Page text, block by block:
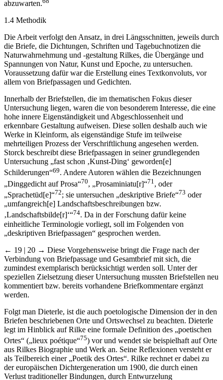
abzuwarten.
1.4 Methodik
Die Arbeit verfolgt den Ansatz, in drei Längsschnitten, jeweils durch
die Briefe, die Dichtungen, Schriften und Tagebuchnotizen die
Naturwahrnehmung und -gestaltung Rilkes, die Übergänge und
Spannungen von Natur, Kunst und Epoche, zu untersuchen.
Voraussetzung dafür war die Erstellung eines Textkonvoluts, vor
allem von Briefpassagen und Gedichten.
Innerhalb der Briefstellen, die im thematischen Fokus dieser
Untersuchung liegen, waren die von besonderem Interesse, die eine
hohe innere Eigenständigkeit und Abgeschlossenheit und
erkennbare Gestaltung aufweisen. Diese sollen deshalb auch wie
Werke in Kleinform, als eigenständige Stufe im teilweise
mehrteiligen Prozess der Verschriftlichung angesehen werden.
Storck beschreibt diese Briefpassagen in seiner grundlegenden
Untersuchung „fast schon ‚Kunst-Ding‘ geworden[e]
Schilderungen“69. Andere Autoren wählen die Bezeichnungen
„Dinggedicht auf Prosa“70, „Prosaminiatu[r]“71 , oder
„Sprachetüd[e]“72; sie untersuchen „deskriptive Briefe“73 oder
„umfangreich[e] Landschaftsbeschreibungen bzw.
‚Landschaftsbilde[r]‘“74. Da in der Forschung dafür keine
einheitliche Terminologie vorliegt, soll im Folgenden von
„deskriptiven Briefpassagen“ gesprochen werden.
← 19 | 20 → Diese Vorgehensweise bringt die Frage nach der
Verbindung von Briefpassage und Gesamtbrief mit sich, die
zumindest exemplarisch berücksichtigt werden soll. Unter der
speziellen Zielsetzung dieser Untersuchung mussten Briefstellen neu
kommentiert bzw. bereits vorhandene Briefkommentare ergänzt
werden.
Folgt man Dieterle, ist die auch poetologische Dimension der in den
Briefen beschriebenen Orte und Ortswechsel zu beachten. Dieterle
legt im Hinblick auf Rilke eine formale Definition des „poetischen
Ortes“ („lieux poétique“75) vor und wendet sie beispielhaft auf Orte
aus Rilkes Biographie und Werk an. Seine Reflexionen versteht er
als Teilbereich einer „Poetik des Ortes“. Rilke rechnet er dabei zu
der europäischen Dichtergeneration um 1900, die durch einen
Verlust traditioneller Bindungen, durch Entwurzelung